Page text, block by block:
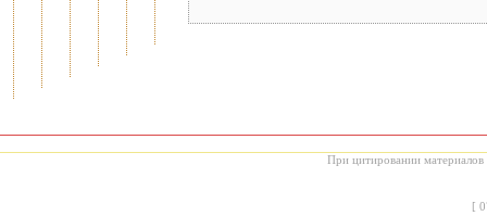
При цитировании материалов
[